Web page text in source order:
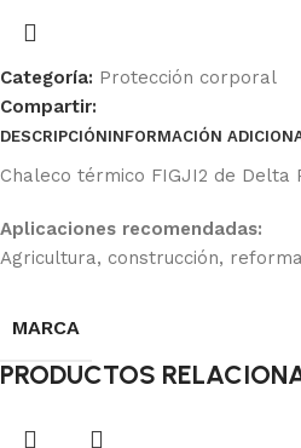
Categoría: Protección corporal
Compartir:
DESCRIPCIÓNINFORMACIÓN
Chaleco térmico FIGJI2 de
Aplicaciones recomendadas:
Agricultura, construcción,
MARCA
PRODUCTOS